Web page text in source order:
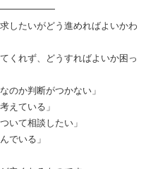
したいがどう進めればよいかわ
くれず、どうすればよいか困っ
のか判断がつかない」
えている」
いて相談したい」
でいる」